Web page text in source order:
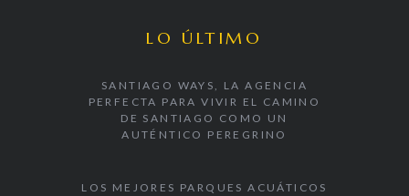
LO ÚLTIMO
SANTIAGO WAYS, LA AGENCIA
PERFECTA PARA VIVIR EL CAMINO
DE SANTIAGO COMO UN
AUTÉNTICO PEREGRINO
LOS MEJORES PARQUES ACUÁTICOS